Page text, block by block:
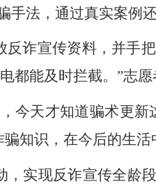
手法，通过真实案例
诈宣传资料，并手
都能及时拦截。”志
今天才知道骗术更
知识，在今后的生
实现反诈宣传全龄